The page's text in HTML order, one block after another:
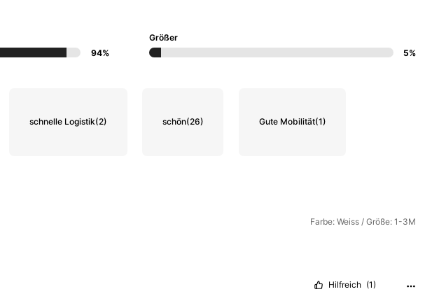
94%
Größer
5%
schnelle Logistik(2) schön(26) Gute Mobilität(1)
Farbe: Weiss / Größe: 1-3M
Hilfreich (1)